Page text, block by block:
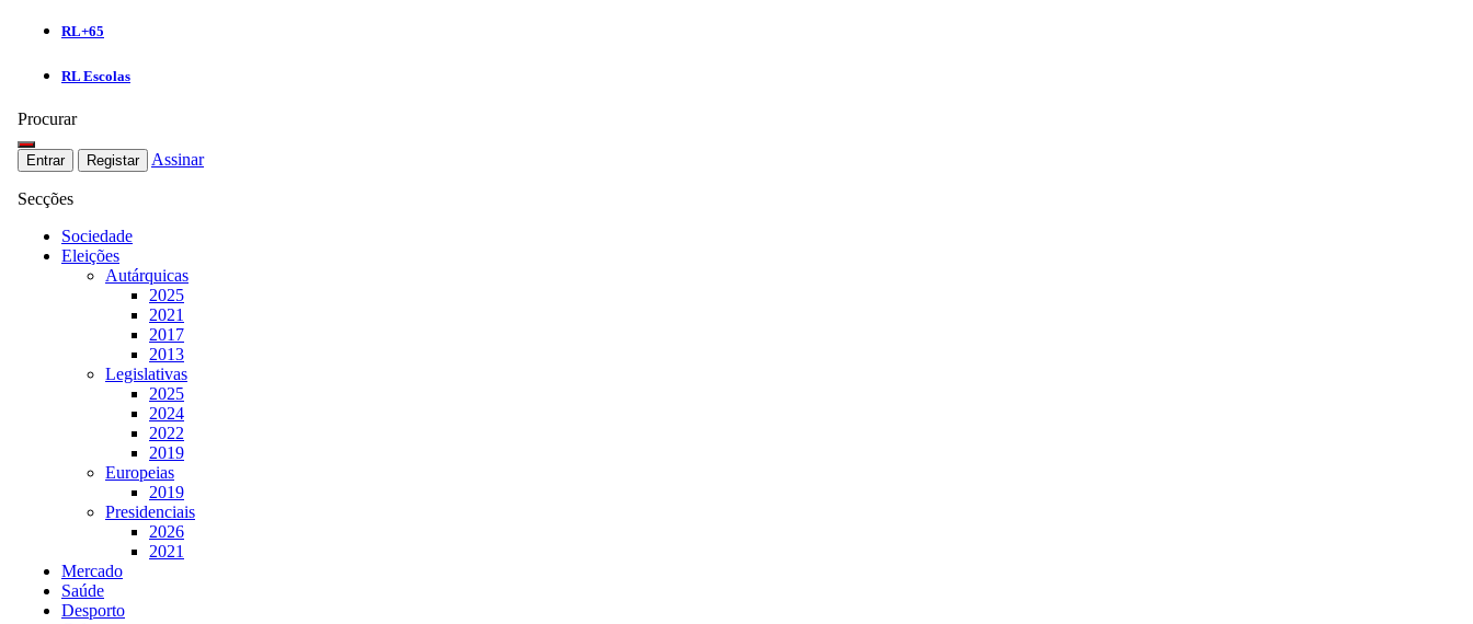
RL+65
RL Escolas
Procurar
Entrar Registar Assinar
Secções
Sociedade
Eleições
Autárquicas
2025
2021
2017
2013
Legislativas
2025
2024
2022
2019
Europeias
2019
Presidenciais
2026
2021
Mercado
Saúde
Desporto